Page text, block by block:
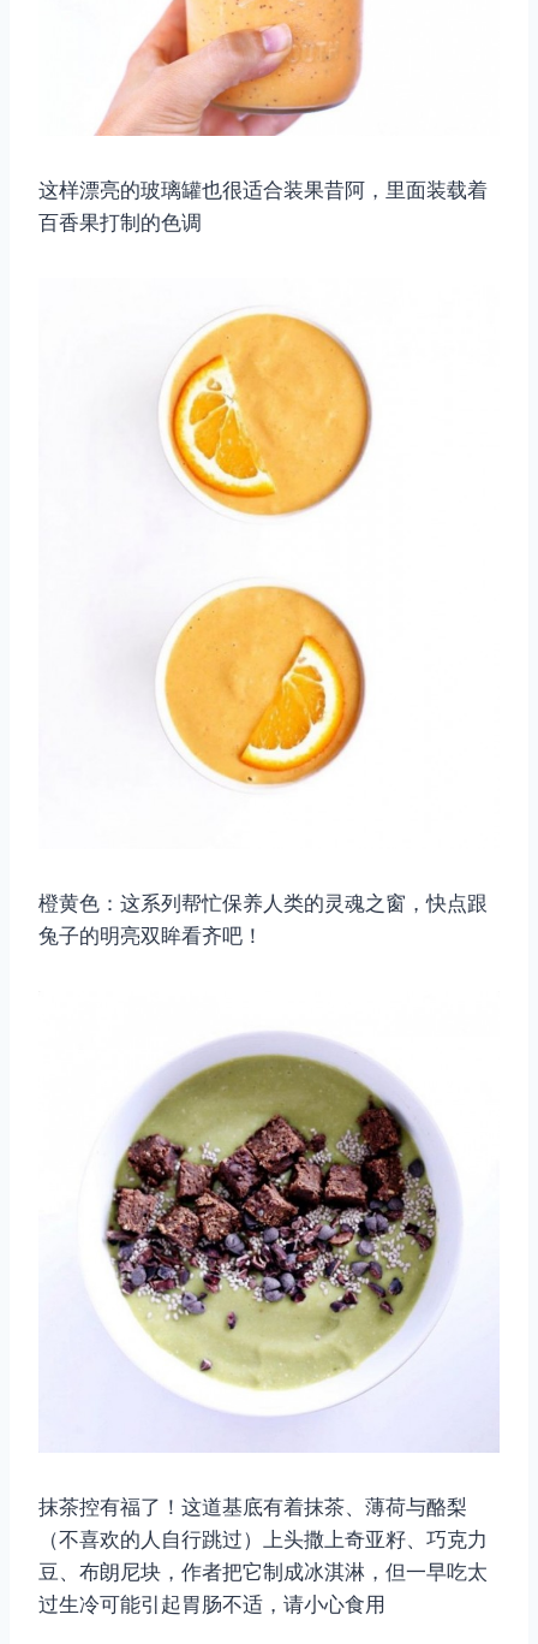
这样漂亮的玻璃罐也很适合装果昔阿，里面装载着
百香果打制的色调
橙黄色：这系列帮忙保养人类的灵魂之窗，快点跟
兔子的明亮双眸看齐吧！
抹茶控有福了！这道基底有着抹茶、薄荷与酪梨
（不喜欢的人自行跳过）上头撒上奇亚籽、巧克力
豆、布朗尼块，作者把它制成冰淇淋，但一早吃太
过生冷可能引起胃肠不适，请小心食用